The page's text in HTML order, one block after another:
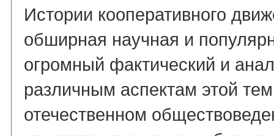
Истории кооперативного
обширная научная и
огромный фактический и
различным аспектам этой
отечественном